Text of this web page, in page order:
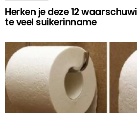
Herken je deze 12
te veel suikerinname